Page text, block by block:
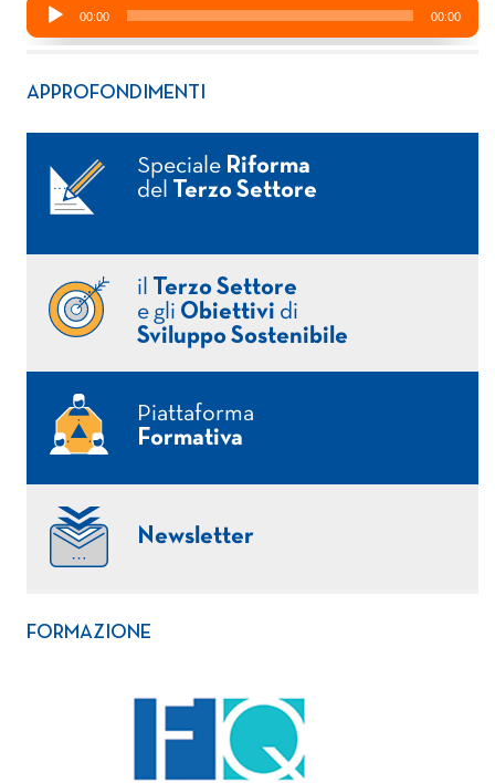
APPROFONDIMENTI
Speciale Riforma
del
Terzo Settore
il
Terzo Settore
e gli Obiettivi di
Sviluppo Sostenibile
Piattaforma
Formativa
Newsletter
FORMAZIONE